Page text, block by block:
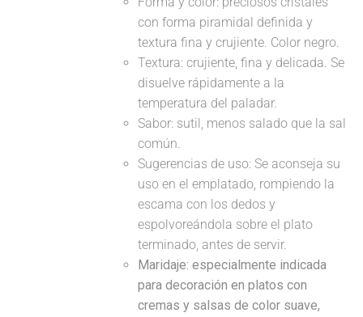
con forma piramidal definida y
textura fina y crujiente. Color negro.
Textura: crujiente, fina y delicada. Se
disuelve rápidamente a la
temperatura del paladar.
Sabor: sutil, menos salado que la sal
común.
Sugerencias de uso: Se aconseja su
uso en el emplatado, rompiendo la
escama con los dedos y
espolvoreándola sobre el plato
terminado, antes de servir.
Maridaje: especialmente indicada
para decoración en platos con
cremas y salsas de color suave,